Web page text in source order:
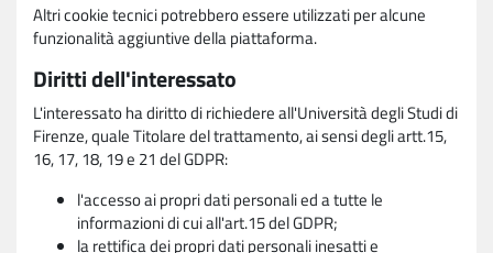
Altri cookie tecnici potrebbero essere utilizzati per alcune
funzionalità aggiuntive della piattaforma.
Diritti dell'interessato
L'interessato ha diritto di richiedere all'Università degli Studi di
Firenze, quale Titolare del trattamento, ai sensi degli artt.15,
16, 17, 18, 19 e 21 del GDPR:
l'accesso ai propri dati personali ed a tutte le
informazioni di cui all'art.15 del GDPR;
la rettifica dei propri dati personali inesatti e